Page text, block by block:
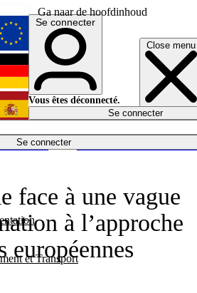
Ga naar de hoofdinhoud
Close menu
Se connecter
et Transport
Économie
English
Deutsch
Español
Se connecter
Vous êtes déconnecté.
Se connecter
face à une vague
à l’approche
européennes